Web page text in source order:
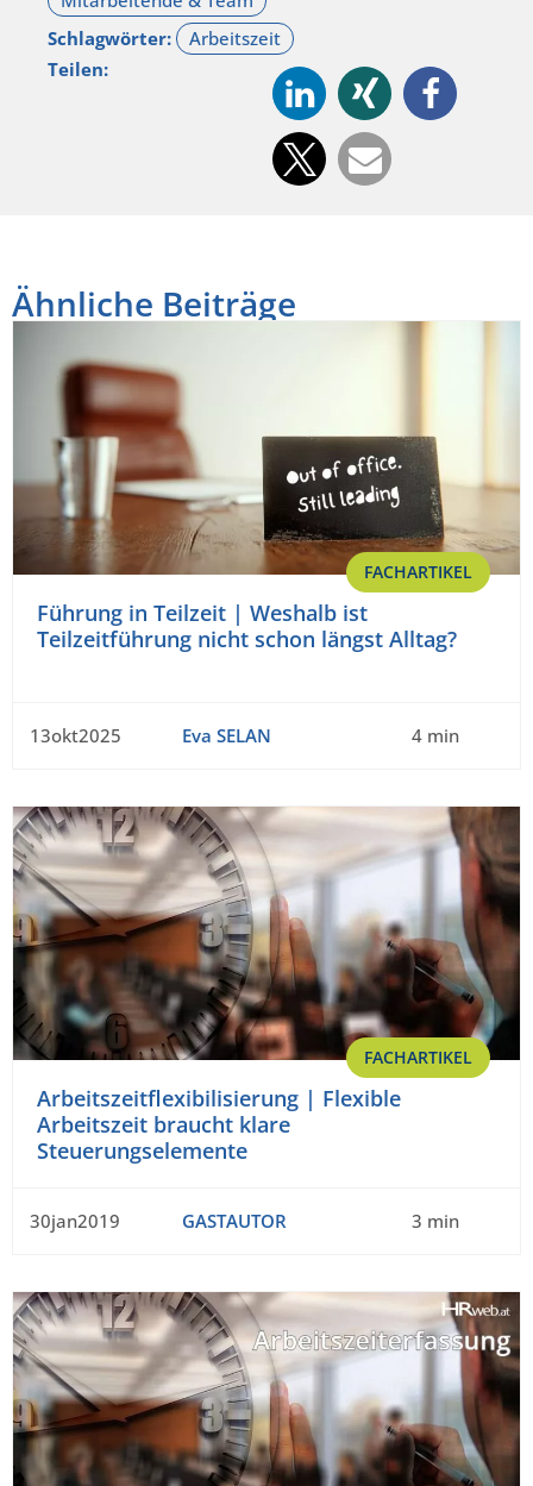
Schlagwörter:
Teilen:
Ähnliche Beiträge
FACHARTIKEL
Führung in Teilzeit | Weshalb ist
Teilzeitführung nicht schon längst Alltag?
13okt2025 Eva SELAN 4 min
FACHARTIKEL
Arbeitszeitflexibilisierung | Flexible
Arbeitszeit braucht klare
Steuerungselemente
30jan2019 GASTAUTOR 3 min